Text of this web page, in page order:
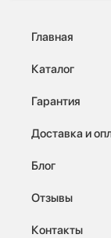
Главная
Каталог
Гарантия
Доставка и
Блог
Отзывы
Контакты